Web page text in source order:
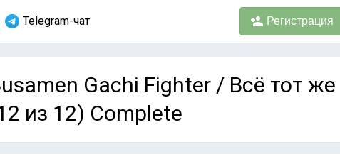
Telegram-чат Регистрация
Gachi Fighter / Всё тот
из 12) Complete